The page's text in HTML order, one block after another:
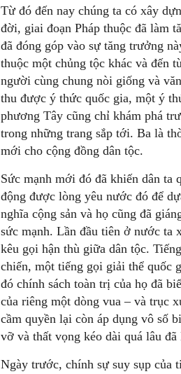
Từ đó đến nay chúng ta có xây
đời, giai đoạn Pháp thuộc đã làm
đã đóng góp vào sự tăng trưởng
thuộc một chủng tộc khác và đến
người cùng chung nòi giống và
thu được ý thức quốc gia, một ý
phương Tây cũng chỉ khám phá
trong những trang sắp tới. Ba là
mới cho cộng đồng dân tộc.
Sức mạnh mới đó đã khiến dân ta
động được lòng yêu nước đó để
nghĩa cộng sản và họ cũng đã
sức mạnh. Lần đầu tiên ở nước ta
kêu gọi hận thù giữa dân tộc.
chiến, một tiếng gọi giải thể quốc
đó chính sách toàn trị của họ đã
của riêng một dòng vua – và trục
cầm quyền lại còn áp dụng vô số
vỡ và thất vọng kéo dài quá lâu
Ngày trước, chính sự suy sụp của